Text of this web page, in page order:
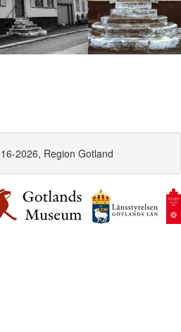
2026, Region Gotland